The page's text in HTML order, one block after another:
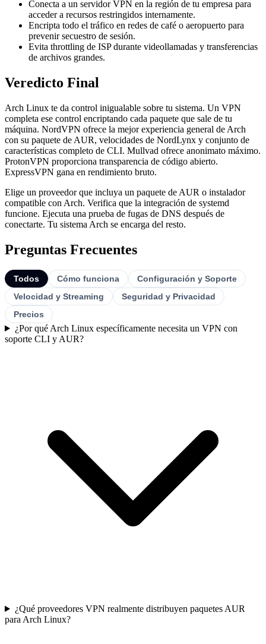
Conecta a un servidor VPN en la región de tu empresa para
acceder a recursos restringidos internamente.
Encripta todo el tráfico en redes de café o aeropuerto para
prevenir secuestro de sesión.
Evita throttling de ISP durante videollamadas y transferencias
de archivos grandes.
Veredicto Final
Arch Linux te da control inigualable sobre tu sistema. Un VPN
completa ese control encriptando cada paquete que sale de tu
máquina. NordVPN ofrece la mejor experiencia general de Arch
con su paquete de AUR, velocidades de NordLynx y conjunto de
características completo de CLI. Mullvad ofrece anonimato máximo.
ProtonVPN proporciona transparencia de código abierto.
ExpressVPN gana en rendimiento bruto.
Elige un proveedor que incluya un paquete de AUR o instalador
compatible con Arch. Verifica que la integración de systemd
funcione. Ejecuta una prueba de fugas de DNS después de
conectarte. Tu sistema Arch se encarga del resto.
Preguntas Frecuentes
Todos Cómo funciona
Configuración y Soporte
Velocidad y Streaming
Seguridad y Privacidad
Precios
¿Por qué Arch Linux específicamente necesita un VPN con
soporte CLI y AUR?
¿Qué proveedores VPN realmente distribuyen paquetes AUR
para Arch Linux?